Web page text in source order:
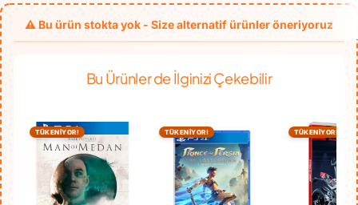
Bu Ürünler de İlginizi Çekebilir
TÜKENİYOR! TÜKENİYOR! TÜKENİYOR!